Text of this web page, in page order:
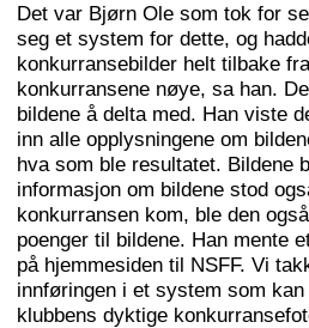
Det var Bjørn Ole som tok for
seg et system for dette, og
konkurransebilder helt tilbake
konkurransene nøye, sa han.
bildene å delta med. Han viste
inn alle opplysningene om
hva som ble resultatet. Bildene
informasjon om bildene stod
konkurransen kom, ble den
poenger til bildene. Han mente
på hjemmesiden til NSFF. Vi
innføringen i et system som
klubbens dyktige